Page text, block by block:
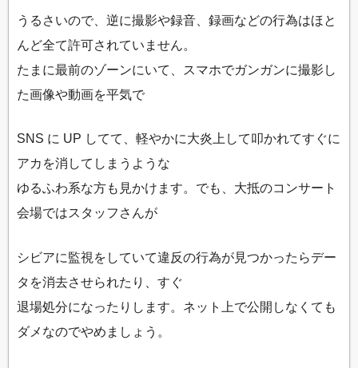
うるさいので、逆に撮影や録音、録画などの行為はほと
んど全て許可されていません。
たまに最前のゾーンにいて、スマホでガンガンに撮影し
た画像や動画を平気で
SNS に UP してて、軽やかに大炎上して叩かれてすぐに
アカを消してしまうような
ゆるふわ系な方も見かけます。でも、大抵のコンサート
会場ではスタッフさんが
シビアに監視をしていて違反の行為が見つかったらデー
タを消去させられたり、すぐ
退場処分になったりします。ネット上で公開しなくても
ダメなのでやめましょう。